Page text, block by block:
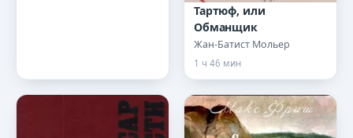
Тартюф, или
Обманщик
Жан-Батист Мольер
1 ч 46 мин